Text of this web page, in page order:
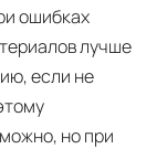
ошибках
лучше
если не
но при